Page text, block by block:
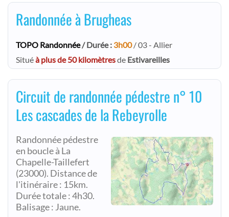
Randonnée à Brugheas
TOPO Randonnée/ Durée : 3h00/ 03 - Allier
Situéà plus de 50 kilomètresde Estivareilles
Circuit de randonnée pédestre n° 10
Les cascades de la Rebeyrolle
Randonnée pédestre
en boucle à La
Chapelle-Taillefert
(23000). Distance de
l'itinéraire : 15km.
Durée totale : 4h30.
Balisage : Jaune.